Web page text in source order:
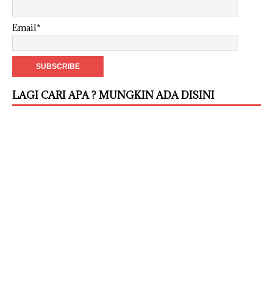
Email*
LAGI CARI APA ? MUNGKIN ADA DISINI